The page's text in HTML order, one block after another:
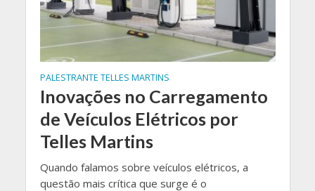
PALESTRANTE TELLES MARTINS
Inovações no Carregamento
de Veículos Elétricos por
Telles Martins
Quando falamos sobre veículos elétricos, a
questão mais crítica que surge é o